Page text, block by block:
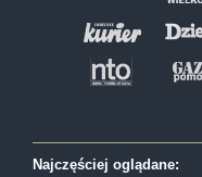
Najczęściej oglądane: